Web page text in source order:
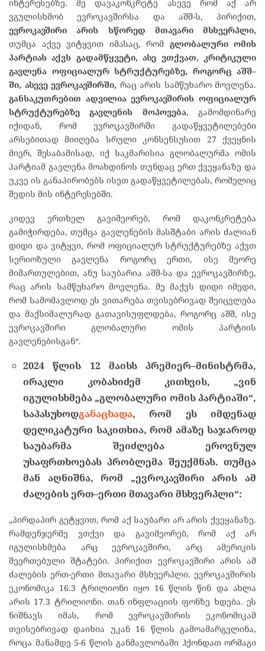
ინტერესებზე. მე დავაკონკრეტე ასევე რომ აქ არ
ვგულისხმობ ევროკავშირსა და აშშ-ს, პირიქით,
ევროკავშირი
არის სწორედ მთავარი მსხვერპლი,
თუმცა აქვე ვიტყვით იმასაც, რომ გლობალური ომის
პარტიას აქვს გადამწყვეტი,ასე ვთქვათ, კრიტიკული
გავლენა ოფიციალურ სტრუქტურებზე, როგორც აშშ–
ში, ასევე ევროკავშირში, რაც არის სამწუხარო მოვლენა.
განსაკუთრებით ადვილია ევროკავშირის ოფიციალურ
სტრუქტურებზე
გავლენის მოპოვება, გამომდინარე
იქიდან, რომ ევროკავშირში გადაწყვეტილებები
არსებითად მიიღება სრული კონსენსუსით 27 ქვეყნის
მიერ, შესაბამისად, იქ საკმარისია გლობალურმა ომის
პარტიამ გავლენა მოახდინოს თუნდაც ერთ ქვეყანაზე და
უკვე ის განაპირობებს ისეთ გადაწყვეტილებას, რომელიც
შედის მის ინტერესებში.
კიდევ ერთხელ გავიმეორებ, რომ დაკონკრეტება
გამიჭირდება, თუმცა გავლენების მასშტაბი არის ძალიან
დიდი და ვიტყვი, რომ ოფიციალურ სტრუქტურებზე აქვთ
სერიოზული გავლენა როგორც ერთი, ისე მეორე
მიმართულებით, ანუ საუბარია აშშ-სა და ევროკავშირზე,
რაც არის სამწუხარო მოვლენა. მე მაქვს დიდი იმედი,
რომ სამომავლოდ ეს ვითარება თვისებრივად შეიცვლება
და მაქსიმალურად გათავისუფლდება, როგორც აშშ, ისე
ევროკავშირი გლობალური ომის პარტიის
გავლენებისგან“.
2024წლის 12 მაისს პრემიერ–მინისტრმა,
ირაკლი
კობახიძემ კითხვის, „ვინ
იგულისხმება „გლობალური ომისპარტიაში“,
საპასუხოდგანაცხადა,რომ ეს
იმდენად
დელიკატური საკითხია, რომ ამაზე საჯაროდ
საუბარმა
შეიძლება
ეროვნულ
უსაფრთხოებას პრობლემა შეუქმნას.თუმცა
მან
აღნიშნა,რომ „ევროკავშირი არის ამ
ძალების ერთ–ერთი მთავარი მსხვერპლი“:
„პირდაპირ გეტყვით, რომ აქ საუბარი არ არის ქვეყანაზე.
რამდენჯერმე ვთქვი და გავიმეორებ, რომ აქ არ
იგულისხმება არც ევროკავშირი, არც ამერიკის
შეერთებული შტატები. პირიქით ევროკავშირი არის ამ
ძალების ერთ-ერთი მთავარი მსხვერპლი. ევროკავშირის
ეკონომიკა 16.3 ტრილიონი იყო 16 წლის წინ და ახლა
არის 17.3 ტრილიონი. თან ინფლაციის ფონზე ხდება. ეს
ნიშნავს იმას, რომ ევროკავშირის ეკონომიკამ
თვისებრივად დაიხია უკან 16 წლის გამოამარგვლინა,
როცა მანამდე 5-6 წლის განმავლობაში ჰქონდათ ორმაგი